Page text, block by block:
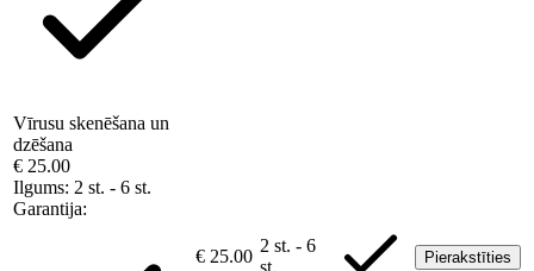
Vīrusu skenēšana un
dzēšana
€ 25.00
Ilgums: 2 st. - 6 st.
Garantija:
€ 25.00
2 st. - 6
st.
Pierakstīties